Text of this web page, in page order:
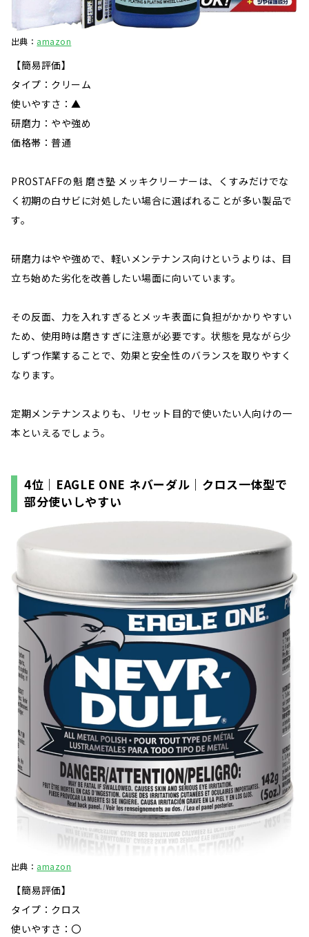
出典： amazon
【簡易評価】
タイプ：クリーム
使いやすさ：▲
研磨力：やや強め
価格帯：普通
PROSTAFFの魁 磨き塾 メッキクリーナーは、くすみだけでな
く初期の白サビに対処したい場合に選ばれることが多い製品で
す。
研磨力はやや強めで、軽いメンテナンス向けというよりは、目
立ち始めた劣化を改善したい場面に向いています。
その反面、力を入れすぎるとメッキ表面に負担がかかりやすい
ため、使用時は磨きすぎに注意が必要です。状態を見ながら少
しずつ作業することで、効果と安全性のバランスを取りやすく
なります。
定期メンテナンスよりも、リセット目的で使いたい人向けの一
本といえるでしょう。
4位｜EAGLE ONE ネバーダル｜クロス一体型で
部分使いしやすい
出典： amazon
【簡易評価】
タイプ：クロス
使いやすさ：〇